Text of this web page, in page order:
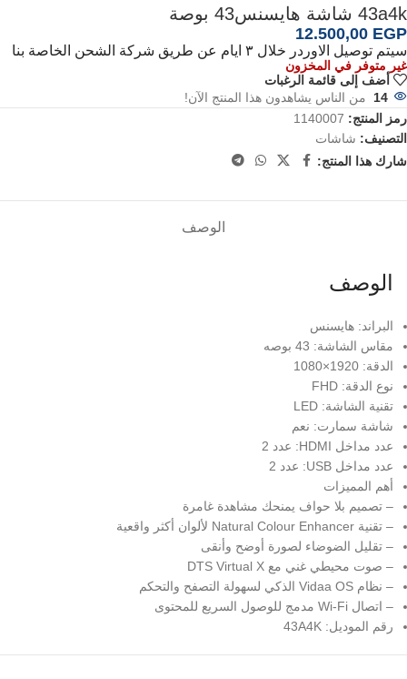
43a4k شاشة هايسنس43 بوصة
12.500,00 EGP
سيتم توصيل الاوردر خلال ٣ ايام عن طريق شركة الشحن الخاصة بنا
غير متوفر في المخزون
أضف إلى قائمة الرغبات
14 من الناس يشاهدون هذا المنتج الآن!
رمز المنتج: 1140007
التصنيف: شاشات
شارك هذا المنتج:
الوصف
الوصف
البراند: هايسنس
مقاس الشاشة: 43 بوصه
الدقة: 1920×1080
نوع الدقة: FHD
تقنية الشاشة: LED
شاشة سمارت: نعم
عدد مداخل HDMI: عدد 2
عدد مداخل USB: عدد 2
أهم المميزات
– تصميم بلا حواف يمنحك مشاهدة غامرة
– تقنية Natural Colour Enhancer لألوان أكثر واقعية
– تقليل الضوضاء لصورة أوضح وأنقى
– صوت محيطي غني مع DTS Virtual X
– نظام Vidaa OS الذكي لسهولة التصفح والتحكم
– اتصال Wi-Fi مدمج للوصول السريع للمحتوى
رقم الموديل: 43A4K